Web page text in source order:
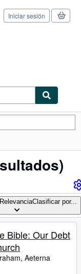
Iniciar sesión
Clasificar por...
Bible: Our Debt
Aeterna